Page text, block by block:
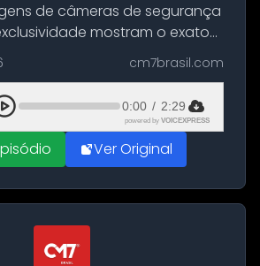
de câmeras de segurança
mostram o exato
do principal suspeito da
Araújo, de 28 anos. O crime
deste último d...
cm7brasil.com
0:00 / 2:29
powered by VOICEXPRESS
Ver Original